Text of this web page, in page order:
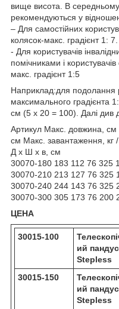
вище висота. В
рекомендуються у
– Для самостійних
колясок-макс. градієнт 1: 7.
- Для користувачів
помічниками і
макс. градієнт 1:5
Наприклад:для подолання
максимального градієнта
см (5 х 20 = 100). Далі див
Артикул Макс. довжина,
см Макс. завантаження, кг
Д х Ш х в, см
30070-180 183 112 76 325
30070-210 213 127 76 325
30070-240 244 143 76 325
30070-300 305 173 76 200
ЦЕНА
30015-100
ий пандус
Stepless
30015-150
ий пандус
Stepless